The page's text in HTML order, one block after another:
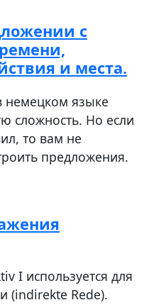
с
и места.
немецком языке
сложность. Но если
то вам не
предложения.
I используется для
(indirekte Rede).